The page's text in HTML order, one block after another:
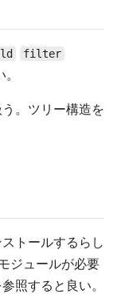
filter
。ツリー構造を
トールするらし
ジュールが必要
参照すると良い。